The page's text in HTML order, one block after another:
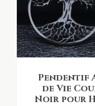
Pendentif
de Vie
Noir pour